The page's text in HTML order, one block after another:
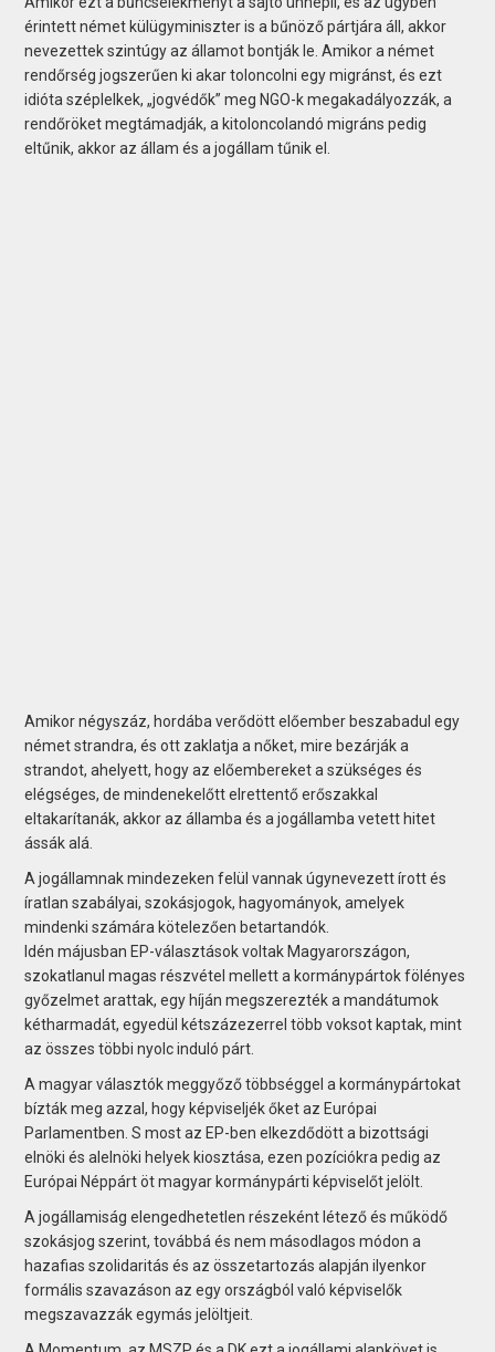
érintett német külügyminiszter is a bűnöző pártjára áll, akkor
nevezettek szintúgy az államot bontják le. Amikor a német
rendőrség jogszerűen ki akar toloncolni egy migránst, és ezt
idióta széplelkek, „jogvédők” meg NGO-k megakadályozzák, a
rendőröket megtámadják, a kitoloncolandó migráns pedig
eltűnik, akkor az állam és a jogállam tűnik el.
Amikor négyszáz, hordába verődött előember beszabadul egy
német strandra, és ott zaklatja a nőket, mire bezárják a
strandot, ahelyett, hogy az előembereket a szükséges és
elégséges, de mindenekelőtt elrettentő erőszakkal
eltakarítanák, akkor az államba és a jogállamba vetett hitet
ássák alá.
A jogállamnak mindezeken felül vannak úgynevezett írott és
íratlan szabályai, szokásjogok, hagyományok, amelyek
mindenki számára kötelezően betartandók.
Idén májusban EP-választások voltak Magyarországon,
szokatlanul magas részvétel mellett a kormánypártok fölényes
győzelmet arattak, egy híján megszerezték a mandátumok
kétharmadát, egyedül kétszázezerrel több voksot kaptak, mint
az összes többi nyolc induló párt.
A magyar választók meggyőző többséggel a kormánypártokat
bízták meg azzal, hogy képviseljék őket az Európai
Parlamentben. S most az EP-ben elkezdődött a bizottsági
elnöki és alelnöki helyek kiosztása, ezen pozíciókra pedig az
Európai Néppárt öt magyar kormánypárti képviselőt jelölt.
A jogállamiság elengedhetetlen részeként létező és működő
szokásjog szerint, továbbá és nem másodlagos módon a
hazafias szolidaritás és az összetartozás alapján ilyenkor
formális szavazáson az egy országból való képviselők
megszavazzák egymás jelöltjeit.